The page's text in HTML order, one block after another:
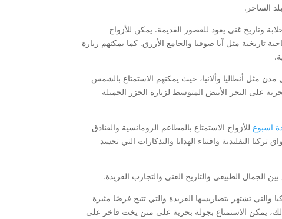
الساحر.
وتاريخ غني يعود للعصور القديمة. يمكن للأزواج
تاريخية مثل آيا صوفيا والجامع الأزرق. كما يمكنهم زيارة
مثل أنطاليا وألانيا، حيث يمكنهم الاستمتاع بالشمس
على البحر الأبيض المتوسط لزيارة الجزر الجميلة
اسبوعللأزواج الاستمتاع بالمطاعم الرومانسية والفنادق
التقليدية واقتناء الهدايا والتذكارات التي تجسد
الجمال الطبيعي والتاريخ الغني والتجارب الفريدة.
والتي تشتهر بتضاريسها الفريدة والتي تتيح فرصًا مثيرة
يمكن الاستمتاع بجولة بحرية على متن يخت فاخر على